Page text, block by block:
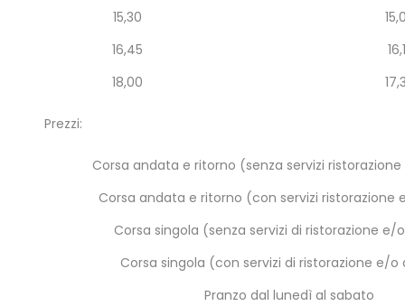
15,30
16,45
18,00
Prezzi:
Corsa andata e ritorno (senza servizi
Corsa andata e ritorno (con servizi ristorazione
Corsa singola (senza servizi di ristorazione e/
Corsa singola (con servizi di ristorazione e/o
Pranzo dal lunedì al sabato